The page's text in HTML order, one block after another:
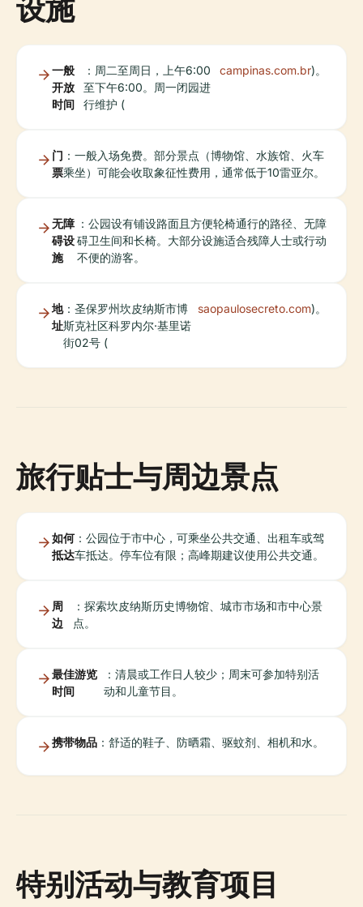
设施
一般
开放
时间
：周二至周日，上午6:00
至下午6:00。周一闭园进
行维护 (
campinas.com.br)。
门
票
：一般入场免费。部分景点（博物馆、水族馆、火车
乘坐）可能会收取象征性费用，通常低于10雷亚尔。
无障
碍设
施
：公园设有铺设路面且方便轮椅通行的路径、无障
碍卫生间和长椅。大部分设施适合残障人士或行动
不便的游客。
地
址
：圣保罗州坎皮纳斯市博
斯克社区科罗内尔·基里诺
街02号 (
saopaulosecreto.com)。
旅行贴士与周边景点
如何
抵达
：公园位于市中心，可乘坐公共交通、出租车或驾
车抵达。停车位有限；高峰期建议使用公共交通。
周
边
：探索坎皮纳斯历史博物馆、城市市场和市中心景
点。
最佳游览
时间
：清晨或工作日人较少；周末可参加特别活
动和儿童节目。
携带物品 ：舒适的鞋子、防晒霜、驱蚊剂、相机和水。
特别活动与教育项目